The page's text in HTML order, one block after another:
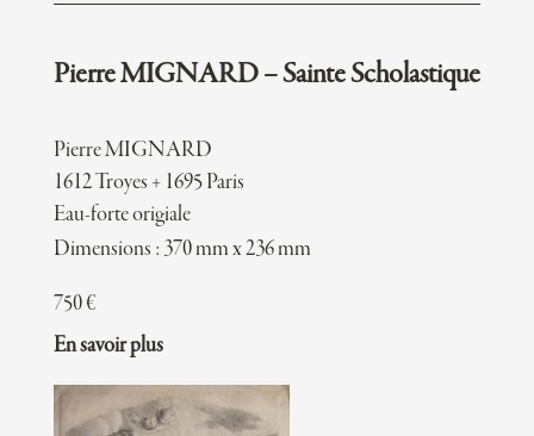
Pierre MIGNARD – Sainte Scholastique
Pierre MIGNARD
1612 Troyes + 1695 Paris
Eau-forte origiale
Dimensions : 370 mm x 236 mm
750€
En savoir plus